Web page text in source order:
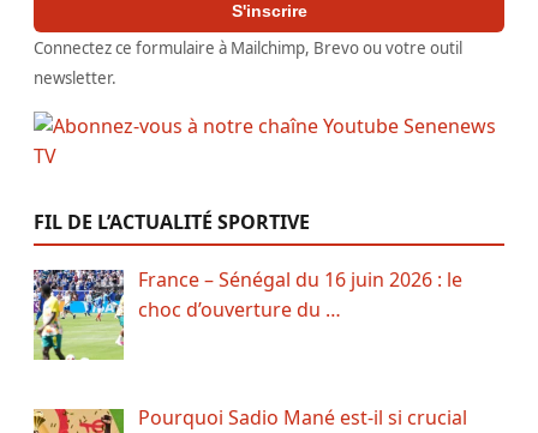
S'inscrire
Connectez ce formulaire à Mailchimp, Brevo ou votre outil
newsletter.
FIL DE L’ACTUALITÉ SPORTIVE
France – Sénégal du 16 juin 2026 : le
choc d’ouverture du …
Pourquoi Sadio Mané est-il si crucial